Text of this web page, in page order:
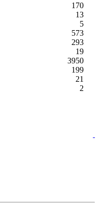
170
13
5
573
293
19
3950
199
21
2